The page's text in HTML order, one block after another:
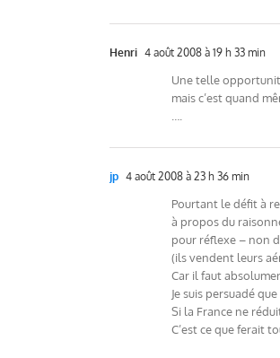
Henri 4 août 2008 à 19 h 33 min
Une telle
mais c’est quand
jp 4 août 2008 à 23 h 36 min
Pourtant le défit à
à propos du
pour réflexe – non
(ils vendent leurs
Car il faut
Je suis persuadé
Si la France ne
C’est ce que ferait